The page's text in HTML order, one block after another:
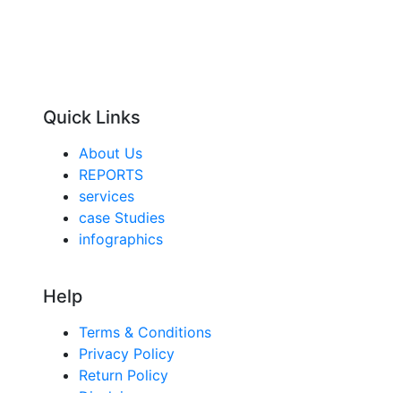
Quick Links
About Us
REPORTS
services
case Studies
infographics
Help
Terms & Conditions
Privacy Policy
Return Policy